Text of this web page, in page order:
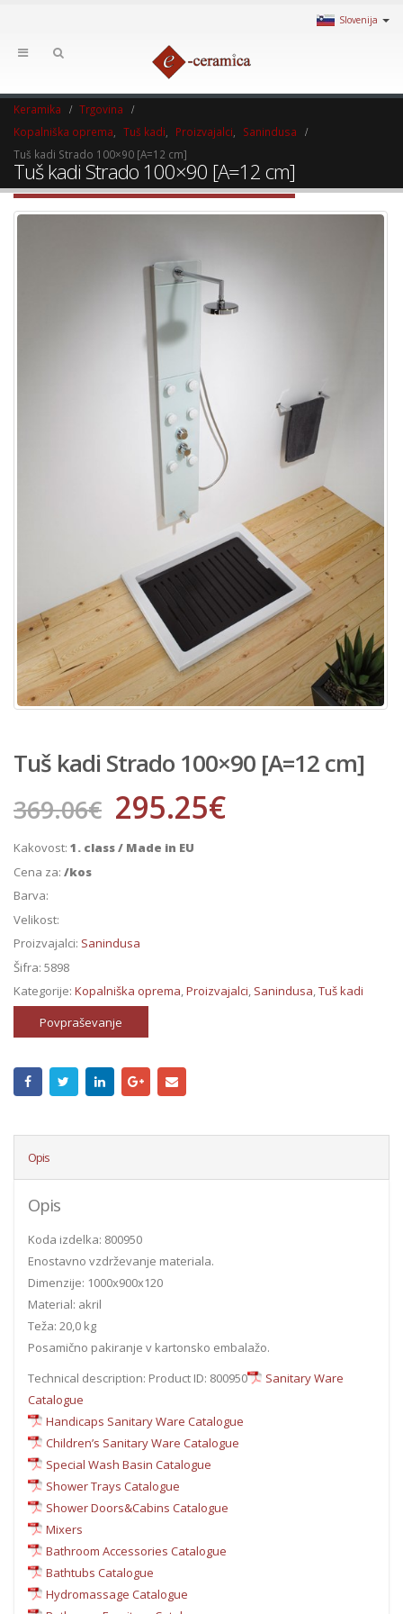
Slovenija
Keramika
Trgovina
Kopalniška oprema
Tuš kadi Proizvajalci
Sanindusa
Tuš kadi Strado 100×90 [A=12 cm]
Tuš kadi Strado 100×90 [A=12 cm]
Tuš kadi Strado 100×90 [A=12 cm]
369.06€ 295.25€
Kakovost: 1. class / Made in EU
Cena za: /kos
Barva:
Velikost:
Proizvajalci: Sanindusa
Šifra: 5898
Kategorije: Kopalniška oprema,Proizvajalci, Sanindusa,Tuš kadi
Povpraševanje
Opis
Opis
Koda izdelka: 800950
Enostavno vzdrževanje materiala.
Dimenzije: 1000x900x120
Material: akril
Teža: 20,0 kg
Posamično pakiranje v kartonsko embalažo.
Technical description: Product ID: 800950
Sanitary Ware
Catalogue
Handicaps Sanitary Ware Catalogue
Children’s Sanitary Ware Catalogue
Special Wash Basin Catalogue
Shower Trays Catalogue
Shower Doors&Cabins Catalogue
Mixers
Bathroom Accessories Catalogue
Bathtubs Catalogue
Hydromassage Catalogue